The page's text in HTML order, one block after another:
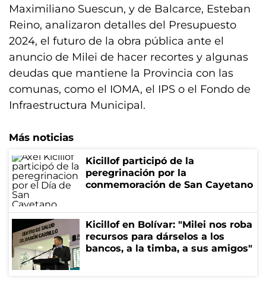
Maximiliano Suescun, y de Balcarce, Esteban
Reino, analizaron detalles del Presupuesto
2024, el futuro de la obra pública ante el
anuncio de Milei de hacer recortes y algunas
deudas que mantiene la Provincia con las
comunas, como el IOMA, el IPS o el Fondo de
Infraestructura Municipal.
Más noticias
Kicillof participó de la
peregrinación por la
conmemoración de San Cayetano
Kicillof en Bolívar: "Milei nos roba
recursos para dárselos a los
bancos, a la timba, a sus amigos"